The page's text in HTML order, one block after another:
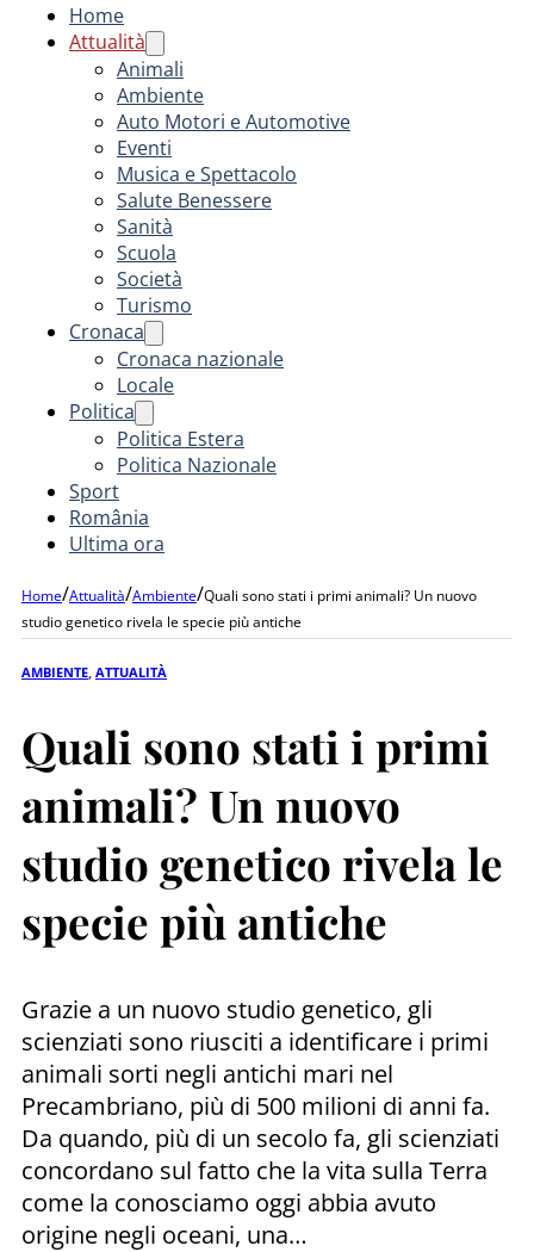
Home
Attualità
Animali
Ambiente
Auto Motori e Automotive
Eventi
Musica e Spettacolo
Salute Benessere
Sanità
Scuola
Società
Turismo
Cronaca
Cronaca nazionale
Locale
Politica
Politica Estera
Politica Nazionale
Sport
România
Ultima ora
Home/Attualità/Ambiente/Quali sono stati i primi animali? Un nuovo
studio genetico rivela le specie più antiche
AMBIENTE ATTUALITÀ
Quali sono stati i primi
animali? Un nuovo
studio genetico rivela le
specie più antiche
Grazie a un nuovo studio genetico, gli
scienziati sono riusciti a identificare i primi
animali sorti negli antichi mari nel
Precambriano, più di 500 milioni di anni fa.
Da quando, più di un secolo fa, gli scienziati
concordano sul fatto che la vita sulla Terra
come la conosciamo oggi abbia avuto
origine negli oceani, una…